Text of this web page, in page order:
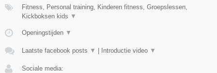
Fitness, Personal training, Kinderen fitness, Groepslessen,
Kickboksen kids ▼
Openingstijden ▼
Laatste facebook posts ▼ Introductie video ▼
Sociale media: